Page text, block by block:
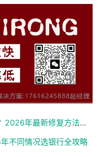
新修复方法与时间周期全解析
不同情况选银行全攻略